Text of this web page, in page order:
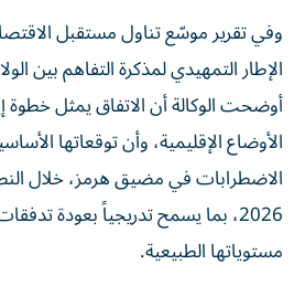
وفي تقرير موسّع تناول مستقبل
الإطار التمهيدي لمذكرة التفاهم بين
أوضحت الوكالة أن الاتفاق يمثل خطوة
الأوضاع الإقليمية، وأن توقعاتها
الاضطرابات في مضيق هرمز، خلال
2026، بما يسمح تدريجياً بعودة
مستوياتها الطبيعية.